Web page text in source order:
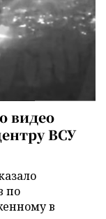
видео
ВСУ
по
в